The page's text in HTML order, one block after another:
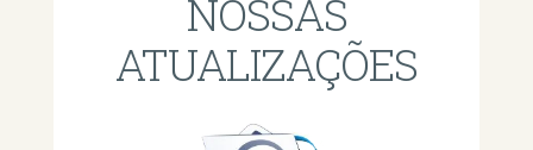
NOSSAS
ATUALIZAÇÕES